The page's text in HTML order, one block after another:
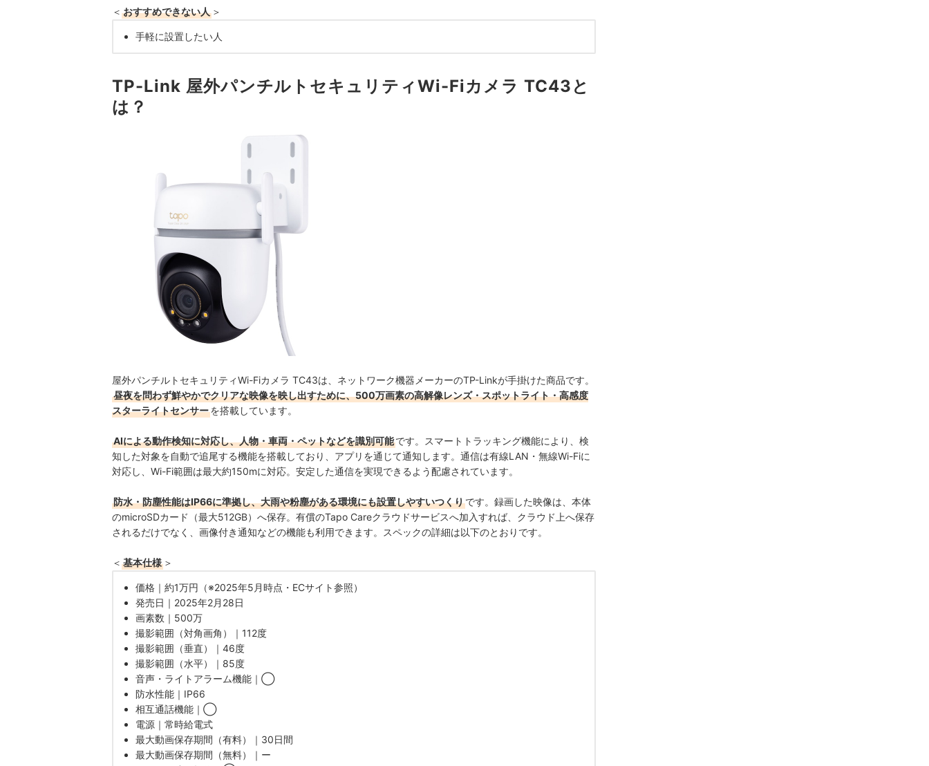
＜ おすすめできない人 ＞
手軽に設置したい人
TP-Link 屋外パンチルトセキュリティWi-Fiカメラ TC43と
は？
屋外パンチルトセキュリティWi-Fiカメラ TC43は、ネットワーク機器メーカーのTP-Linkが手掛けた商品です。
昼夜を問わず鮮やかでクリアな映像を映し出すために、500万画素の高解像レンズ・スポットライト・高感度
スターライトセンサーを搭載しています。
AIによる動作検知に対応し、人物・車両・ペットなどを識別可能です。スマートトラッキング機能により、検
知した対象を自動で追尾する機能を搭載しており、アプリを通じて通知します。通信は有線LAN・無線Wi-Fiに
対応し、Wi-Fi範囲は最大約150mに対応。安定した通信を実現できるよう配慮されています。
防水・防塵性能はIP66に準拠し、大雨や粉塵がある環境にも設置しやすいつくりです。録画した映像は、本体
のmicroSDカード（最大512GB）へ保存。有償のTapo Careクラウドサービスへ加入すれば、クラウド上へ保存
されるだけでなく、画像付き通知などの機能も利用できます。スペックの詳細は以下のとおりです。
＜ 基本仕様 ＞
価格｜約1万円（※2025年5月時点・ECサイト参照）
発売日｜2025年2月28日
画素数｜500万
撮影範囲（対角画角）｜112度
撮影範囲（垂直）｜46度
撮影範囲（水平）｜85度
音声・ライトアラーム機能｜◯
防水性能｜IP66
相互通話機能｜◯
電源｜常時給電式
最大動画保存期間（有料）｜30日間
最大動画保存期間（無料）｜ー